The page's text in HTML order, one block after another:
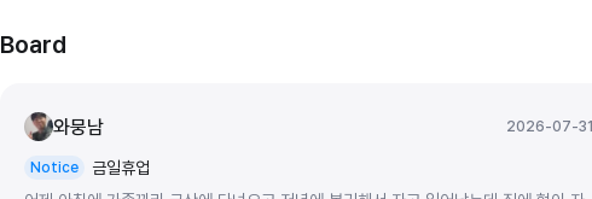
Board
와뭉남 2026-07-31
Notice
금일휴업